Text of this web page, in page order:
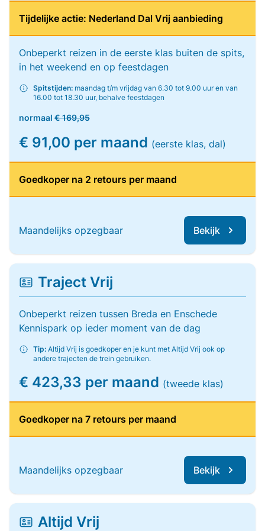
Tijdelijke actie: Nederland Dal Vrij aanbieding
Onbeperkt reizen in de eerste klas buiten de spits,
in het weekend en op feestdagen
Spitstijden: maandag t/m vrijdag van 6.30 tot 9.00 uur en van
16.00 tot 18.30 uur, behalve feestdagen
normaal € 169,95
€ 91,00 per maand (eerste klas, dal)
Goedkoper na 2 retours per maand
Maandelijks opzegbaar Bekijk
Traject Vrij
Onbeperkt reizen tussen Breda en Enschede
Kennispark op ieder moment van de dag
Tip: Altijd Vrij is goedkoper en je kunt met Altijd Vrij ook op
andere trajecten de trein gebruiken.
€ 423,33 per maand (tweede klas)
Goedkoper na 7 retours per maand
Maandelijks opzegbaar Bekijk
Altijd Vrij